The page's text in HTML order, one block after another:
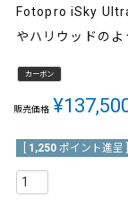
Fotopro iSky
やハリウッドの
カーボン
販売価格 ¥
1,250 ポイント進呈 ]